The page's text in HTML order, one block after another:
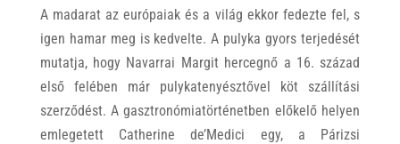
A madarat az európaiak és a világ ekkor fedezte fel, s
igen hamar meg is kedvelte. A pulyka gyors terjedését
mutatja, hogy Navarrai Margit hercegnő a 16. század
első felében már pulykatenyésztővel köt szállítási
szerződést. A gasztronómiatörténetben előkelő helyen
emlegetett Catherine de’Medici egy, a Párizsi